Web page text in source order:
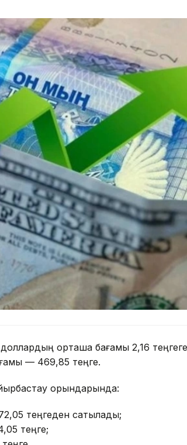
орташа бағамы 2,16 теңгеге
— 469,85 теңге.
орындарында:
теңгеден сатылады;
теңге;